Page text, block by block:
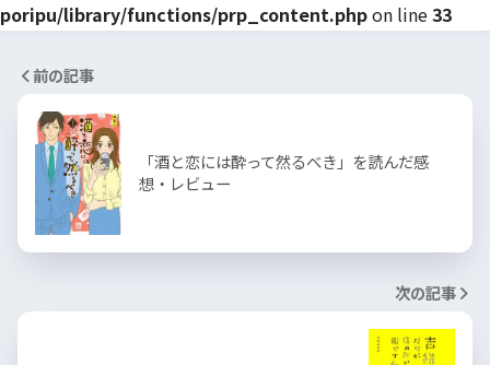
poripu/library/functions/prp_content.phpon line33
前の記事
「酒と恋には酔って然るべき」を読んだ感
想・レビュー
次の記事